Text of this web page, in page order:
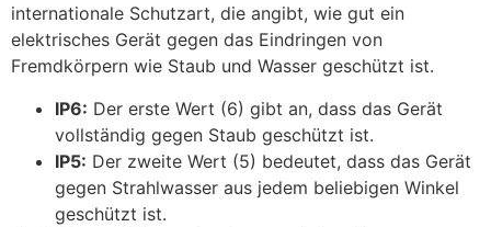
internationale Schutzart, die angibt, wie gut ein
elektrisches Gerät gegen das Eindringen von
Fremdkörpern wie Staub und Wasser geschützt ist.
IP6: Der erste Wert (6) gibt an, dass das Gerät
vollständig gegen Staub geschützt ist.
IP5: Der zweite Wert (5) bedeutet, dass das Gerät
gegen Strahlwasser aus jedem beliebigen Winkel
geschützt ist.